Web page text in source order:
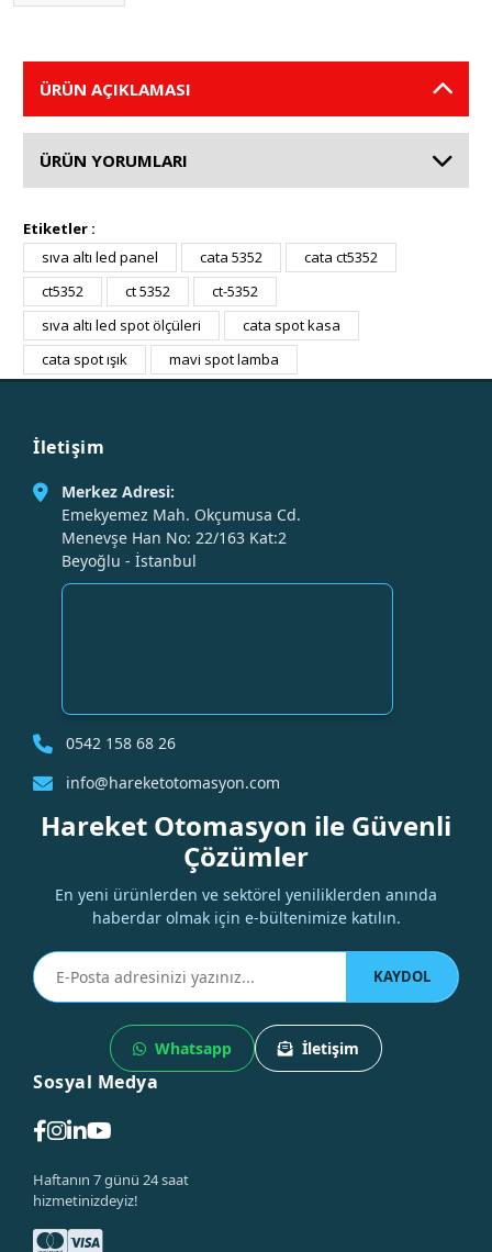
ÜRÜN AÇIKLAMASI
ÜRÜN YORUMLARI
Etiketler :
sıva altı led panel
cata 5352
cata ct5352
ct5352
ct 5352
ct-5352
sıva altı led spot ölçüleri
cata spot kasa
cata spot ışık
mavi spot lamba
İletişim
Merkez Adresi:
Emekyemez Mah. Okçumusa Cd.
Menevşe Han No: 22/163 Kat:2
Beyoğlu - İstanbul
0542 158 68 26
info@hareketotomasyon.com
Hareket Otomasyon ile Güvenli
Çözümler
En yeni ürünlerden ve sektörel yeniliklerden anında
haberdar olmak için e-bültenimize katılın.
KAYDOL
Whatsapp İletişim
Sosyal Medya
Haftanın 7 günü 24 saat
hizmetinizdeyiz!